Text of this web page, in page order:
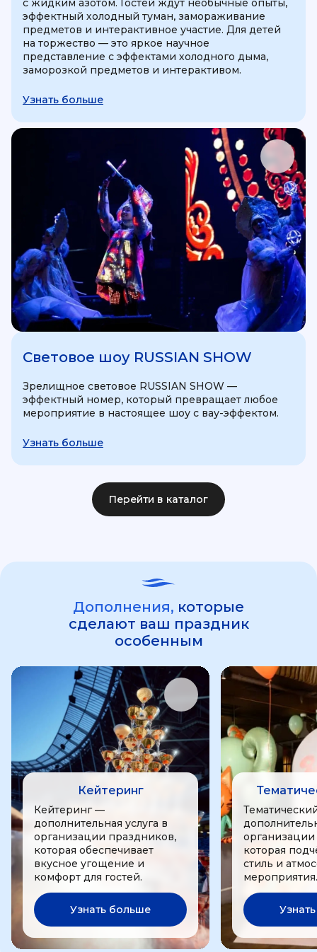
с жидким азотом. Гостей ждут необычные опыты,
эффектный холодный туман, замораживание
предметов и интерактивное участие. Для детей
на торжество — это яркое научное
представление с эффектами холодного дыма,
заморозкой предметов и интерактивом.
Узнать больше
Световое шоу RUSSIAN SHOW
Зрелищное световое RUSSIAN SHOW —
эффектный номер, который превращает любое
мероприятие в настоящее шоу с вау-эффектом.
Узнать больше
Перейти в каталог
Дополнения, которые
сделают ваш праздник
особенным
Кейтеринг
Кейтеринг —
дополнительная услуга в
организации праздников,
которая обеспечивает
вкусное угощение и
комфорт для гостей.
Узнать больше
которая
стиль и
мероприятия.